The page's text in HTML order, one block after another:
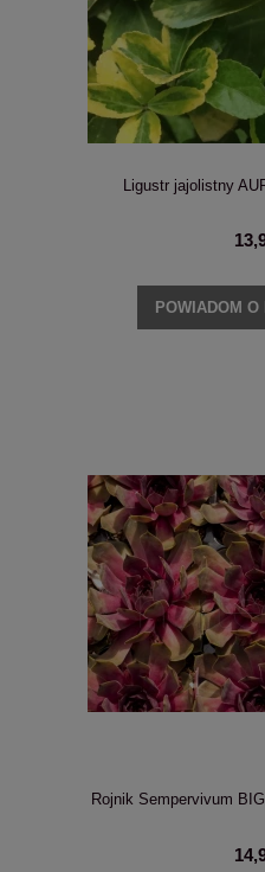
Ligustr jajolistny
POWIADOM O
Rojnik Sempervivum